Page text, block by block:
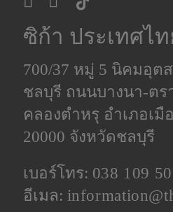
ซิก้า ประเทศไท
700/37 หมู่ 5 นิคมอุต
ชลบุรี ถนนบางนา-ตร
คลองตําหรุ อำเภอเมื
20000 จังหวัดชลบุรี
เบอร์โทร: 038 109
อีเมล: